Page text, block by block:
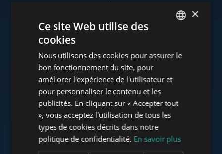
www.towerassistance.com
HUNGARIAN
FRENCH
ITALIAN
RUSSIAN
×
Ce site Web utilise des
cookies
Nous utilisons des cookies pour assurer le
bon fonctionnement du site, pour
améliorer l'expérience de l'utilisateur et
pour personnaliser le contenu et les
publicités. En cliquant sur « Accepter tout
», vous acceptez l'utilisation de tous les
types de cookies décrits dans notre
politique de confidentialité. En savoir plus